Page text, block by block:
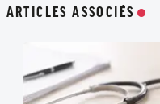
ARTICLES ASSOCIÉS